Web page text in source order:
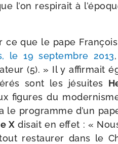
l’on res­pi­rait à
ce que le pape
le 19 sep­tembre 2013
(5). » Il y affir­mait
sont les jésuites
figures du
le pro­gramme d’un
X disait en effet : «
res­tau­rer dans le